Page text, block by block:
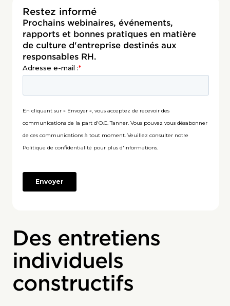
Restez informé
Prochains webinaires, événements,
rapports et bonnes pratiques en matière
de culture d'entreprise destinés aux
responsables RH.
Des entretiens
individuels
constructifs